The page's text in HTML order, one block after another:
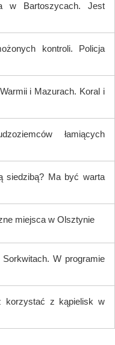
w Bartoszycach. Jest
kontroli. Policja
i Mazurach. Koral i
łamiących
siedzibą? Ma być warta
miejsca w Olsztynie
W programie
korzystać z kąpielisk w